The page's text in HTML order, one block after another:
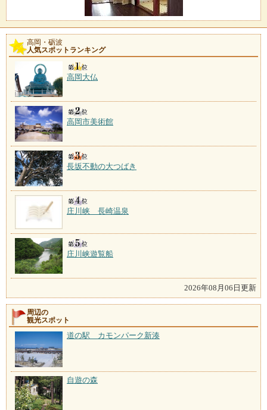
高岡・砺波
人気スポットランキング
高岡大仏
高岡市美術館
長坂不動の大つばき
庄川峡 長崎温泉
庄川峡遊覧船
2026年08月06日更新
周辺の
観光スポット
道の駅 カモンパーク新湊
自遊の森